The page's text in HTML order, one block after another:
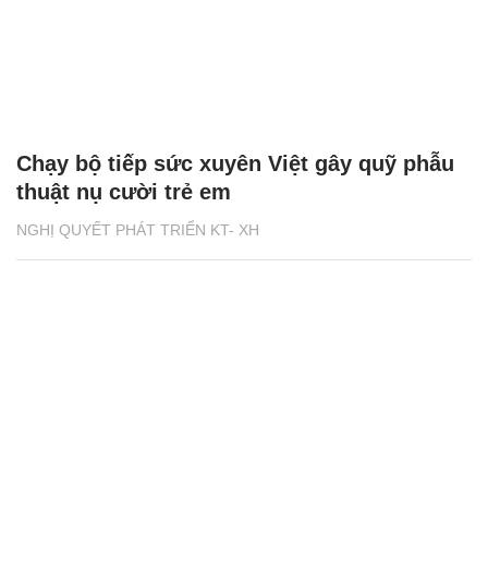
NGHỊ QUYẾT PHÁT TRIỂN KT- XH
Chạy bộ tiếp sức xuyên Việt gây quỹ phẫu
thuật nụ cười trẻ em